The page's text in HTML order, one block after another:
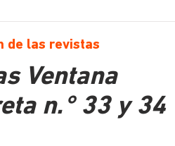
de las revistas
Ventana
n.° 33 y 34